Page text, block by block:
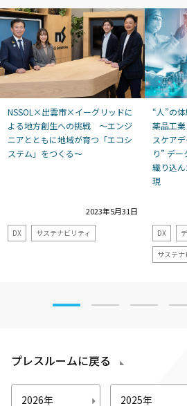
NSSOL×出雲市×イーグリッドに
よる地方創生への挑戦 ～エンジ
ニアとともに地域が育つ「エコシ
ステム」をつくる～
2023年5月31日
DX サステナビリティ
“人”の
薬品工
スケア
り” デ
織り込
現
DX
サステナ
プレスルームに戻る
2026年 2025年